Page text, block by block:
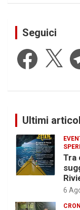
Seguici
Facebook
Ultimi
Tra
6